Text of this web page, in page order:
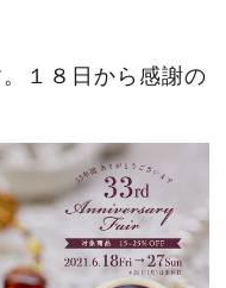
１８日から感謝の